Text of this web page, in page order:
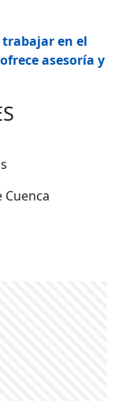
en el
asesoría y